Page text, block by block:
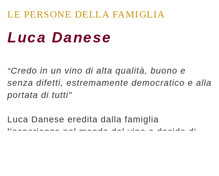
LE PERSONE DELLA FAMIGLIA
Luca Danese
“Credo in un vino di alta qualità, buono e
senza difetti, estremamente democratico e alla
portata di tutti”
Luca Danese eredita dalla famiglia
l’esperienza nel mondo del vino e decide di